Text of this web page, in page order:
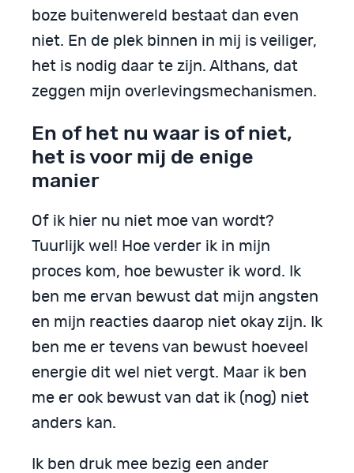
boze buitenwereld bestaat dan even
niet. En de plek binnen in mij is veiliger,
het is nodig daar te zijn. Althans, dat
zeggen mijn overlevingsmechanismen.
En of het nu waar is of niet,
het is voor mij de enige
manier
Of ik hier nu niet moe van wordt?
Tuurlijk wel! Hoe verder ik in mijn
proces kom, hoe bewuster ik word. Ik
ben me ervan bewust dat mijn angsten
en mijn reacties daarop niet okay zijn. Ik
ben me er tevens van bewust hoeveel
energie dit wel niet vergt. Maar ik ben
me er ook bewust van dat ik (nog) niet
anders kan.
Ik ben druk mee bezig een ander